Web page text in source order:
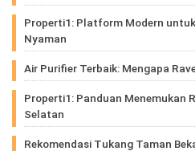
Properti1: Platform Modern
Nyaman
Air Purifier Terbaik: Mengapa
Properti1: Panduan Menemukan
Selatan
Rekomendasi Tukang Taman